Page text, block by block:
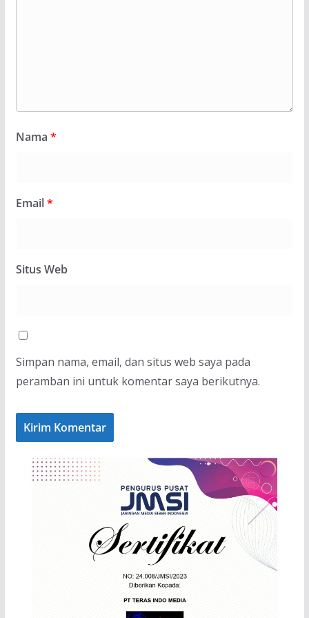
Nama *
Email*
Situs Web
Simpan nama, email, dan situs web saya pada
peramban ini untuk komentar saya berikutnya.